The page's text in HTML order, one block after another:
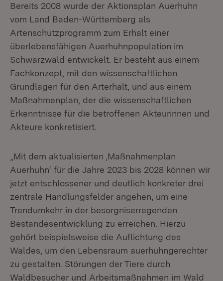
Bereits 2008 wurde der Aktionsplan Auerhuhn
vom Land Baden-Württemberg als
Artenschutzprogramm zum Erhalt einer
überlebensfähigen Auerhuhnpopulation im
Schwarzwald entwickelt. Er besteht aus einem
Fachkonzept, mit den wissenschaftlichen
Grundlagen für den Arterhalt, und aus einem
Maßnahmenplan, der die wissenschaftlichen
Erkenntnisse für die betroffenen Akteurinnen und
Akteure konkretisiert.
„Mit dem aktualisierten ‚Maßnahmenplan
Auerhuhn‘ für die Jahre 2023 bis 2028 können wir
jetzt entschlossener und deutlich konkreter drei
zentrale Handlungsfelder angehen, um eine
Trendumkehr in der besorgniserregenden
Bestandesentwicklung zu erreichen. Hierzu
gehört beispielsweise die Auflichtung des
Waldes, um den Lebensraum auerhuhngerechter
zu gestalten. Störungen der Tiere durch
Waldbesucher und Arbeitsmaßnahmen im Wald